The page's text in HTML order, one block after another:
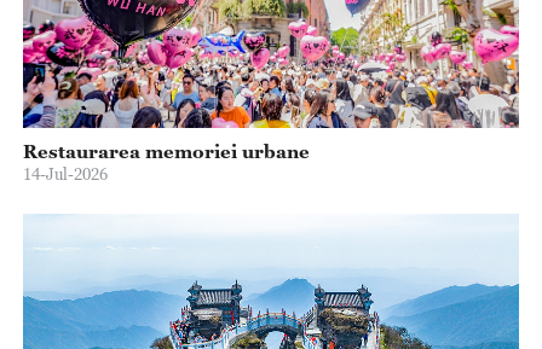
Restaurarea memoriei urbane
14-Jul-2026